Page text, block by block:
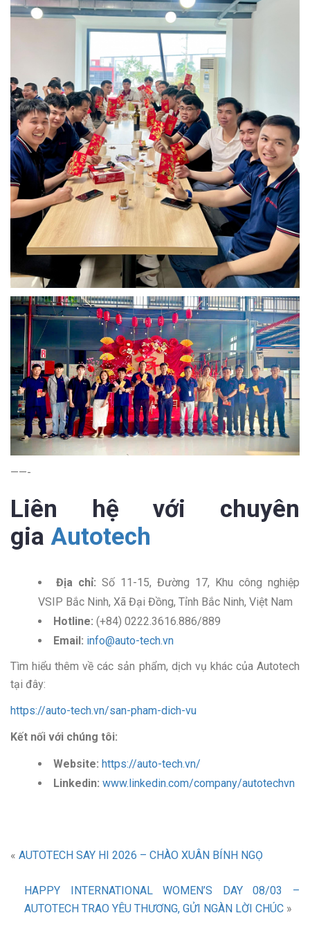
——-
Liên hệ với chuyên
gia Autotech
Địa chỉ: Số 11-15, Đường 17, Khu công nghiệp
VSIP Bắc Ninh, Xã Đại Đồng, Tỉnh Bắc Ninh, Việt Nam
Hotline: (+84) 0222.3616.886/889
Email: info@auto-tech.vn
Tìm hiểu thêm về các sản phẩm, dịch vụ khác của Autotech
tại đây:
https://auto-tech.vn/san-pham-dich-vu
Kết nối với chúng tôi:
Website: https://auto-tech.vn/
Linkedin: www.linkedin.com/company/autotechvn
« AUTOTECH SAY HI 2026 – CHÀO XUÂN BÍNH NGỌ
HAPPY INTERNATIONAL WOMEN’S DAY 08/03 –
AUTOTECH TRAO YÊU THƯƠNG, GỬI NGÀN LỜI CHÚC »